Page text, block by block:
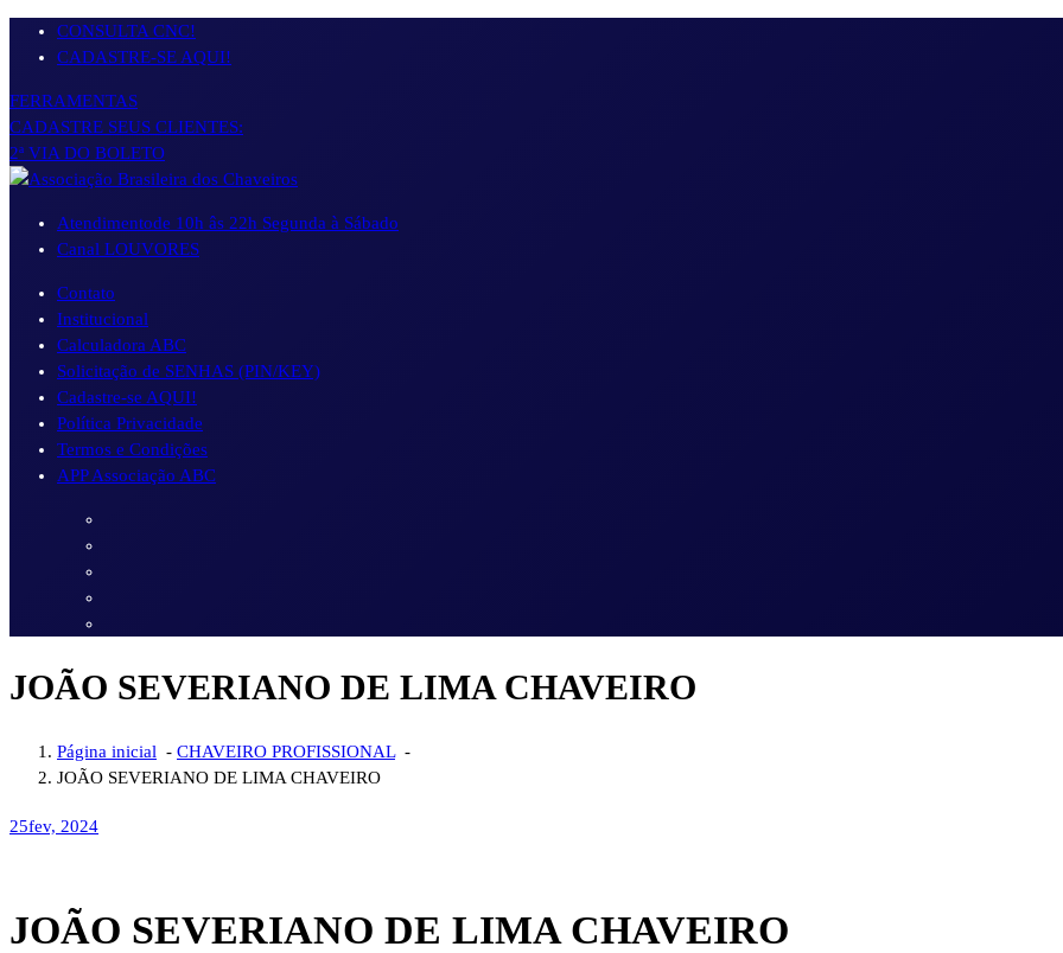
Pular
para
conteúdo
CONSULTA CNC!
CADASTRE-SE AQUI!
FERRAMENTAS
CADASTRE SEUS CLIENTES:
2ª VIA DO BOLETO
Atendimentode 10h âs 22h Segunda à Sábado
Canal LOUVORES
Contato
Institucional
Calculadora ABC
Solicitação de SENHAS (PIN/KEY)
Cadastre-se AQUI!
Política Privacidade
Termos e Condições
APP Associação ABC
JOÃO SEVERIANO DE LIMA CHAVEIRO
Página inicial - CHAVEIRO PROFISSIONAL-
JOÃO SEVERIANO DE LIMA CHAVEIRO
25fev, 2024
JOÃO SEVERIANO DE LIMA CHAVEIRO